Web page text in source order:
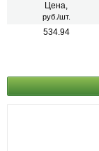
Цена,
руб./шт.
534.94